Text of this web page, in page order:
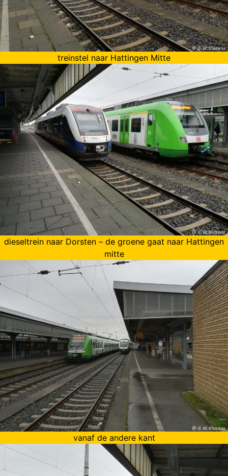
treinstel naar Hattingen Mitte
dieseltrein naar Dorsten – de groene gaat naar Hattingen
mitte
vanaf de andere kant